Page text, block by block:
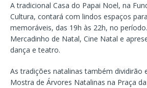
A tradicional Casa do Papai Noel, na
Cultura, contará com lindos espaços
memoráveis, das 19h às 22h, no
Mercadinho de Natal, Cine Natal e
dança e teatro.
As tradições natalinas também dividirão
Mostra de Árvores Natalinas na Praça